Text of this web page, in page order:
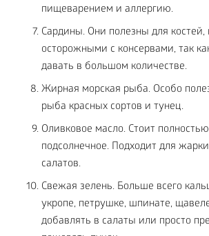
пищеварением и аллергию.
Сардины. Они полезны для костей,
осторожными с консервами, так
давать в большом количестве.
Жирная морская рыба. Особо
рыба красных сортов и тунец.
Оливковое масло. Стоит
подсолнечное. Подходит для
салатов.
Свежая зелень. Больше всего
укропе, петрушке, шпинате,
добавлять в салаты или просто